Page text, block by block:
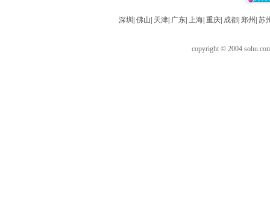
深圳 佛山 天津| 广东| 上海| 重庆| 成都| 郑州 苏
copyright © 2004